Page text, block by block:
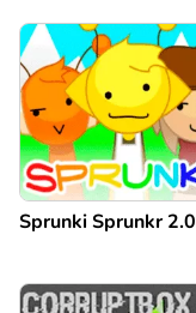
Sprunki Sprunkr 2.0